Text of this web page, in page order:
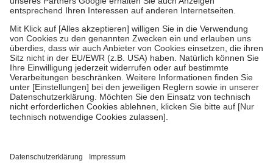
Um das Engagement der Versicherten für ihre eigene Gesundheit zu
stärken und die besondere Stellung der Familie zu unterstützen,
fallenkeine Zuzahlungenan bei:
• Kindern und Jugendlichen bis zum vollendeten 18. Lebensjahr
mit Ausnahme der Fahrkosten
• Untersuchungen zur Vorsorge und Früherkennung, die von der
GKV getragen werden
• empfohlenen Schutzimpfungen
• Harn- und Blutteststreifen
getroffen, um sicherzustellen, dass es sich um echte Bewertungen